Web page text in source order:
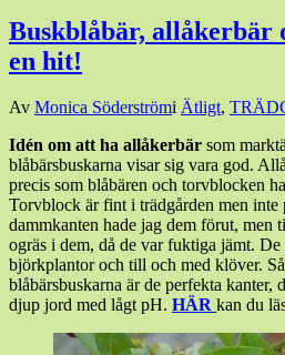
Buskblåbär, allåkerbär
en hit!
Den
maj,
201722
maj,
2017
Av Monica Söderströmi Ätligt,
Idén om att ha allåkerbär som
blåbärsbuskarna visar sig vara god.
precis som blåbären och torvblocken
Torvblock är fint i trädgården men
dammkanten hade jag dem förut, men
ogräs i dem, då de var fuktiga jämt.
björkplantor och till och med klöver.
blåbärsbuskarna är de perfekta kanter,
djup jord med lågt pH. HÄR kan du